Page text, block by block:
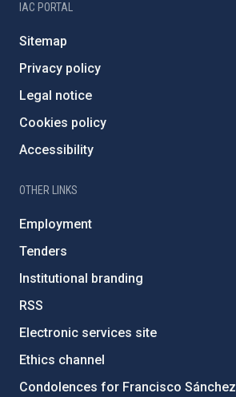
IAC PORTAL
Sitemap
Privacy policy
Legal notice
Cookies policy
Accessibility
OTHER LINKS
Employment
Tenders
Institutional branding
RSS
Electronic services site
Ethics channel
Condolences for Francisco Sánchez